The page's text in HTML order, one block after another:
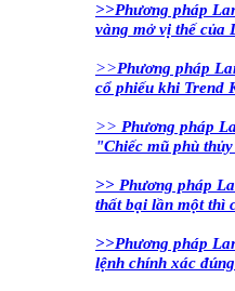
>>Phương pháp
vàng mở vị thế của
>>Phương pháp
cổ phiếu khi Trend
>> Phương pháp
"Chiếc mũ phù
>> Phương pháp
thất bại lần một thì
>>Phương pháp
lệnh chính xác